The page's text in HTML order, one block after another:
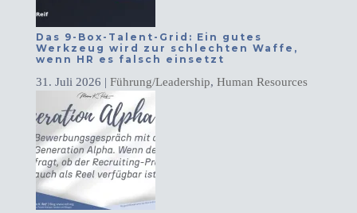
Das 9-Box-Talent-Grid: Ein gutes
Werkzeug wird zur schlechten Waffe,
wenn HR es falsch einsetzt
31. Juli 2026 | Führung/Leadership, Human Resources